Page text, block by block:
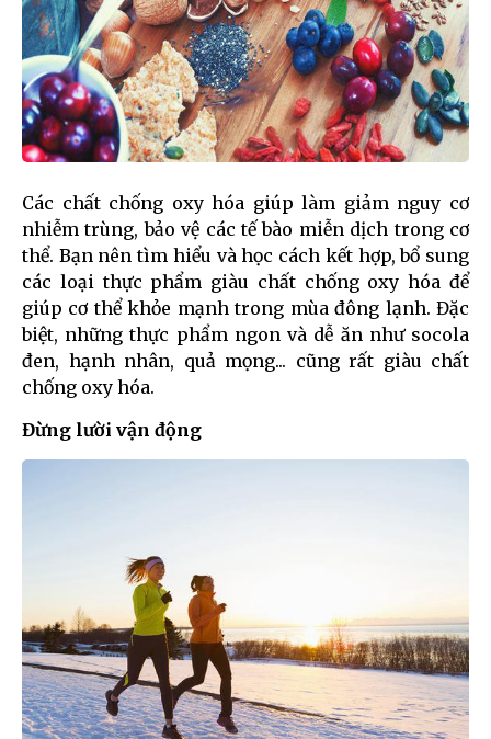
Các chất chống oxy hóa giúp làm giảm nguy cơ
nhiễm trùng, bảo vệ các tế bào miễn dịch trong cơ
thể. Bạn nên tìm hiểu và học cách kết hợp, bổ sung
các loại thực phẩm giàu chất chống oxy hóa để
giúp cơ thể khỏe mạnh trong mùa đông lạnh. Đặc
biệt, những thực phẩm ngon và dễ ăn như socola
đen, hạnh nhân, quả mọng... cũng rất giàu chất
chống oxy hóa.
Đừng lười vận động